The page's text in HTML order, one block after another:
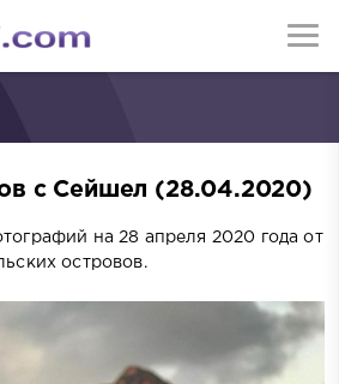
с Сейшел (28.04.2020)
на 28 апреля 2020 года от
островов.